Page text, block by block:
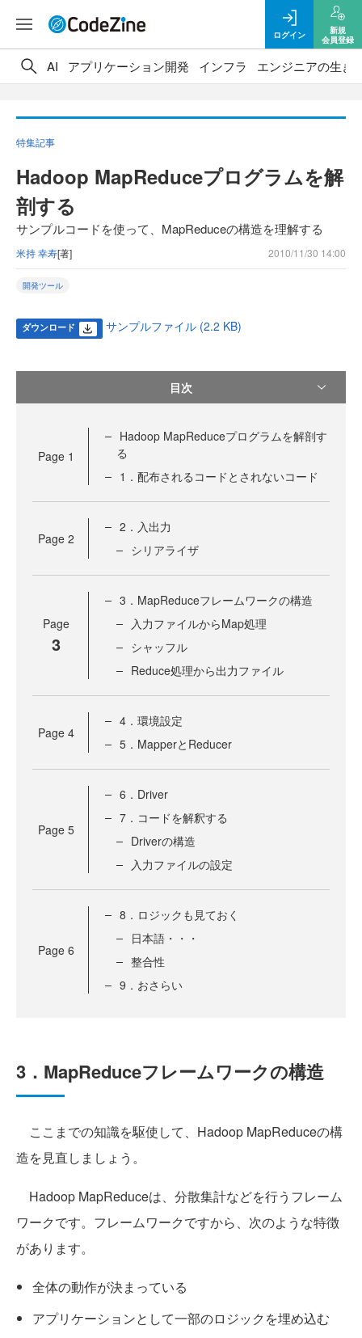
ログイン
新規
会員登録
AI アプリケーション開発 インフラ エンジニアの生き
特集記事
Hadoop MapReduceプログラムを解
剖する
サンプルコードを使って、MapReduceの構造を理解する
米持 幸寿[著] 2010/11/30 14:00
開発ツール
ダウンロード サンプルファイル (2.2 KB)
目次
Page 1
Hadoop MapReduceプログラムを解剖す
る
1．配布されるコードとされないコード
Page 2
2．入出力
シリアライザ
Page
3
3．MapReduceフレームワークの構造
入力ファイルからMap処理
シャッフル
Reduce処理から出力ファイル
Page 4
4．環境設定
5．MapperとReducer
Page 5
6．Driver
7．コードを解釈する
Driverの構造
入力ファイルの設定
Page 6
8．ロジックも見ておく
日本語・・・
整合性
9．おさらい
3．MapReduceフレームワークの構造
ここまでの知識を駆使して、Hadoop MapReduceの構
造を見直しましょう。
Hadoop MapReduceは、分散集計などを行うフレーム
ワークです。フレームワークですから、次のような特徴
があります。
全体の動作が決まっている
アプリケーションとして一部のロジックを埋め込む